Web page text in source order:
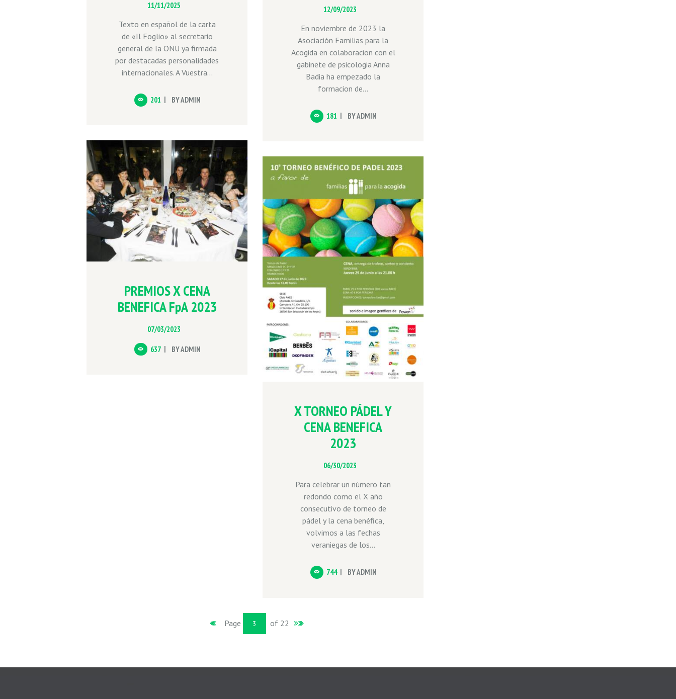
11/11/2025
Texto en español de la carta
de «Il Foglio» al secretario
general de la ONU ya firmada
por destacadas personalidades
internacionales. A Vuestra...
201 BYADMIN
12/09/2023
En noviembre de 2023 la
Asociación Familias para la
Acogida en colaboracion con el
gabinete de psicologia Anna
Badia ha empezado la
formacion de...
181 BYADMIN
PREMIOS X CENA
BENEFICA FpA 2023
07/03/2023
637 BYADMIN
X TORNEO PÁDEL Y
CENA BENEFICA
2023
06/30/2023
Para celebrar un número tan
redondo como el X año
consecutivo de torneo de
pádel y la cena benéfica,
volvimos a las fechas
veraniegas de los...
744 BYADMIN
Page of 22